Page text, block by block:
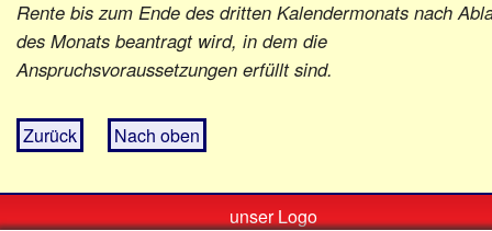
Rente bis zum Ende des dritten Kalendermonats nach
des Monats beantragt wird, in dem die
Anspruchsvoraussetzungen erfüllt sind.
Zurück Nach oben
unser Logo